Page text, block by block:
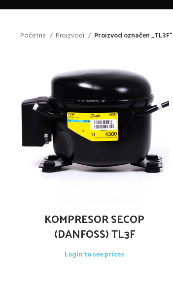
Početna Proizvodi Proizvod označen „TL3F“
KOMPRESOR SECOP
(DANFOSS) TL3F
Login to see prices